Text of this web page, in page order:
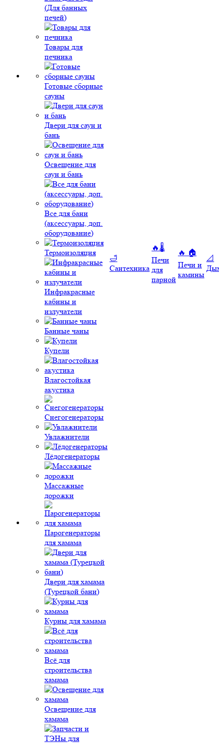
(Для банных
печей)
Товары для
печника
Готовые сборные
сауны
Двери для саун и
бань
Освещение для
саун и бань
Все для бани
(аксессуары, доп.
оборудование)
Термоизоляция
Инфракрасные
кабины и
излучатели
Банные чаны
Купели
Влагостойкая
акустика
Снегогенераторы
Увлажнители
Лёдогенераторы
Массажные
дорожки
Парогенераторы
для хамама
Двери для хамама
(Турецкой бани)
Курны для хамама
Всё для
строительства
хамама
Освещение для
хамама
🛁
Сантехника
🔥🌡️
Печи
для
парной
🔥 🏠
Печи и
камины
📐